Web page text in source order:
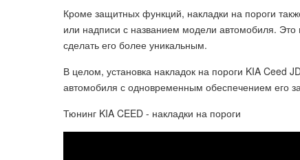
Кроме защитных функций, накладки на пороги
или надписи с названием модели автомобиля.
сделать его более уникальным.
В целом, установка накладок на пороги KIA Ceed
автомобиля с одновременным обеспечением его
Тюнинг KIA CEED - накладки на пороги